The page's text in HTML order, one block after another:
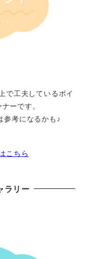
で工夫しているポイ
ーです。
参考になるかも♪
こちら
ラリー